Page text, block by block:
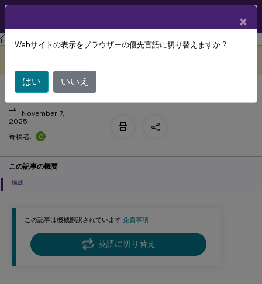
Citrix Workspace
この記事は機械翻訳されています.免責事項
英語に切り替え
固定リンク
November 7,
2025
寄稿者:
C
この記事の概要
構成
×
Webサイトの表示をブラウザーの優先言語に切り替えますか ?
はい いいえ